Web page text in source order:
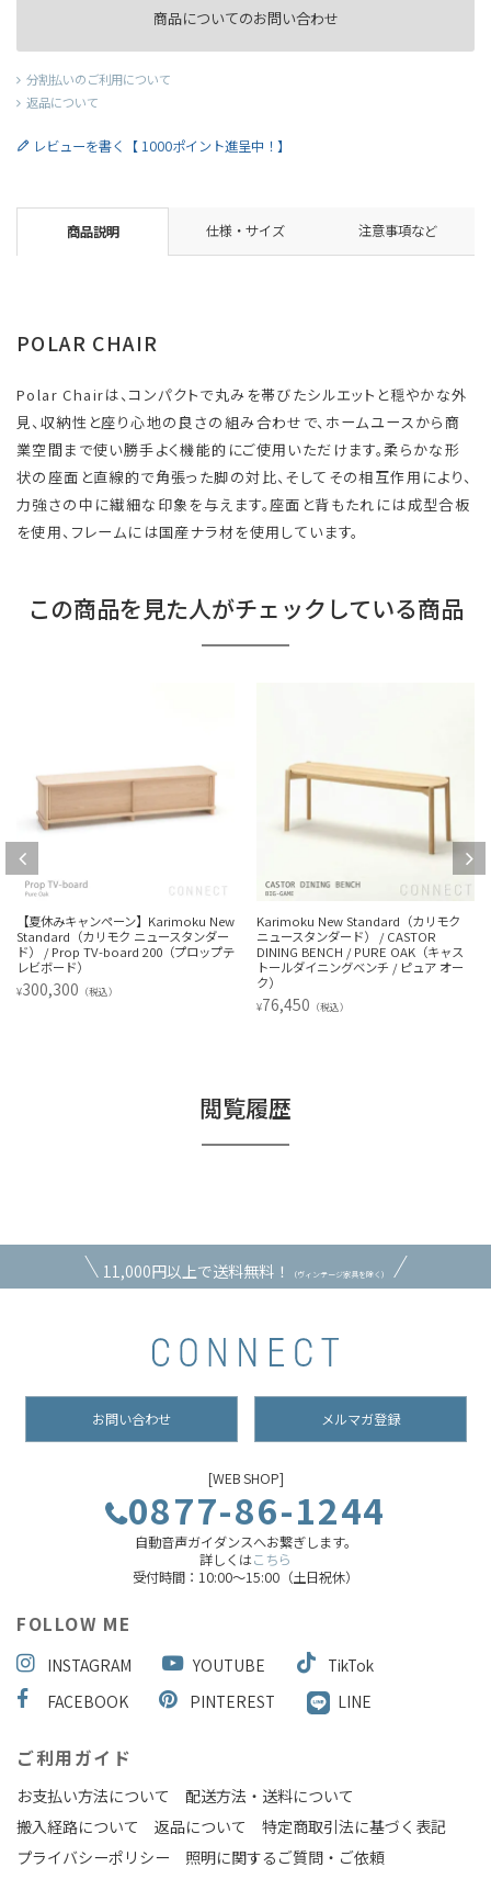
商品についてのお問い合わせ
分割払いのご利用について
返品について
レビューを書く【 1000ポイント進呈中！】
商品説明 仕様・サイズ 注意事項など
POLAR CHAIR
Polar Chairは、コンパクトで丸みを帯びたシルエットと穏やかな外
見、収納性と座り心地の良さの組み合わせで、ホームユースから商
業空間まで使い勝手よく機能的にご使用いただけます。柔らかな形
状の座面と直線的で角張った脚の対比、そしてその相互作用により、
力強さの中に繊細な印象を与えます。座面と背もたれには成型合板
を使用、フレームには国産ナラ材を使用しています。
この商品を見た人がチェックしている商品
【夏休みキャンペーン】Karimoku New
Standard（カリモク ニュースタンダー
ド） / Prop TV-board 200（プロップテ
レビボード）
¥300,300 （税込）
Karimoku New Standard（カリモク
ニュースタンダード） / CASTOR
DINING BENCH / PURE OAK（キャス
トールダイニングベンチ / ピュア オー
ク）
¥76,450 （税込）
閲覧履歴
11,000円以上で送料無料！ （ヴィンテージ家具を除く）
お問い合わせ メルマガ登録
[WEB SHOP]
0877-86-1244
自動音声ガイダンスへお繋ぎします。
詳しくはこちら
受付時間：10:00～15:00（土日祝休）
FOLLOW ME
INSTAGRAM YOUTUBE
TikTok
FACEBOOK
PINTEREST LINE
ご利用ガイド
お支払い方法について
配送方法・送料について
搬入経路について
返品について
特定商取引法に基づく表記
プライバシーポリシー
照明に関するご質問・ご依頼